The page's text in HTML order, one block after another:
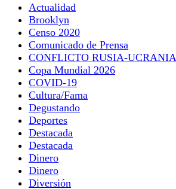
Actualidad
Brooklyn
Censo 2020
Comunicado de Prensa
CONFLICTO RUSIA-UCRANIA
Copa Mundial 2026
COVID-19
Cultura/Fama
Degustando
Deportes
Destacada
Destacada
Dinero
Dinero
Diversión